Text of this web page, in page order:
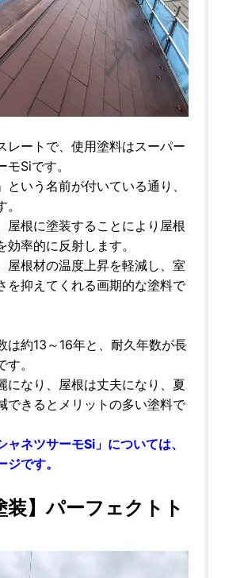
レートで、使用塗料はスーパー
モSiです。
という名前が付いている通り、
屋根に塗装することにより屋根
効率的に反射します。
屋根材の温度上昇を軽減し、室
を抑えてくれる画期的な塗料で
は約13～16年と、耐久年数が長
。
になり、屋根は丈夫になり、夏
できるとメリットの多い塗料で
ャネツサーモSi」については、
です。
装】パーフェクトト